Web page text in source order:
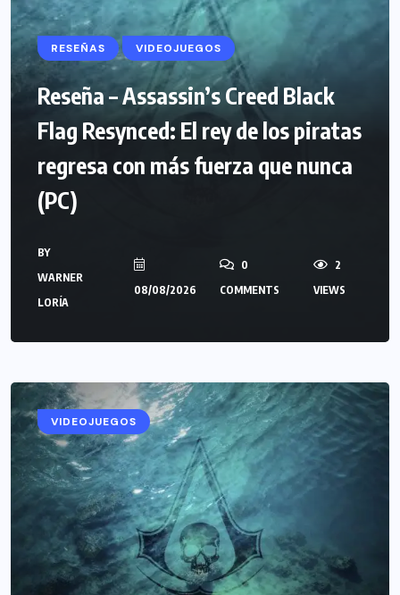
RESEÑAS VIDEOJUEGOS
Reseña – Assassin’s Creed Black
Flag Resynced: El rey de los piratas
regresa con más fuerza que nunca
(PC)
BY
WARNER
LORÍA
08/08/2026
0
COMMENTS
2
VIEWS
RESEÑAS
VIDEOJUEGOS